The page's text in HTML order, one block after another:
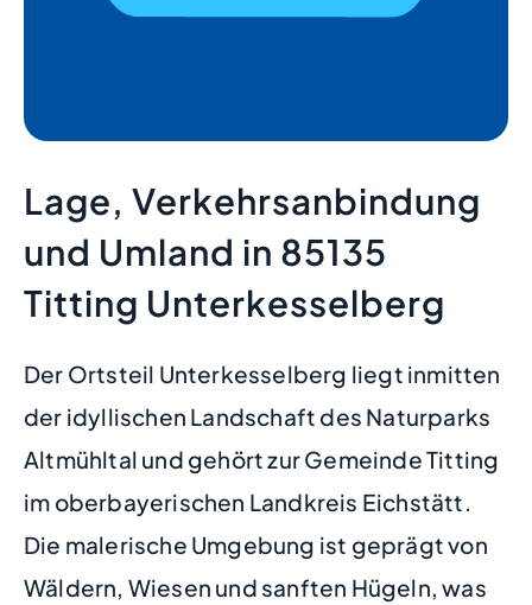
Lage, Verkehrsanbindung
und Umland in 85135
Titting Unterkesselberg
Der Ortsteil Unterkesselberg liegt inmitten
der idyllischen Landschaft des Naturparks
Altmühltal und gehört zur Gemeinde Titting
im oberbayerischen Landkreis Eichstätt.
Die malerische Umgebung ist geprägt von
Wäldern, Wiesen und sanften Hügeln, was